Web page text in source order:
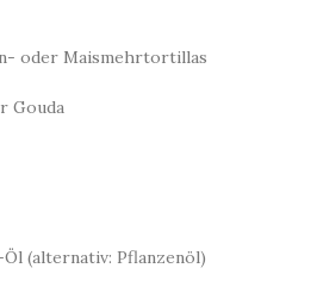
oder Maismehrtortillas
Gouda
(alternativ: Pflanzenöl)